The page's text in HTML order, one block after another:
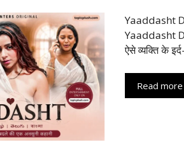
Yaaddasht
Yaaddasht
ऐसे व्यक्ति के
Read more